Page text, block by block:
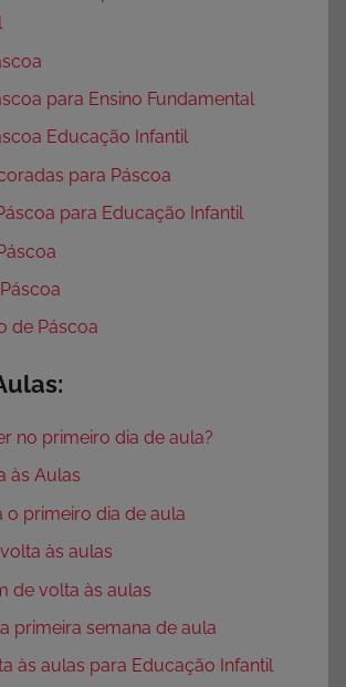
para Ensino Fundamental
Educação Infantil
para Páscoa
para Educação Infantil
de Páscoa
no primeiro dia de aula?
às Aulas
o primeiro dia de aula
às aulas
de volta às aulas
primeira semana de aula
às aulas para Educação Infantil